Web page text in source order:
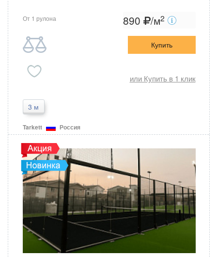
От 1 рулона 890 /м2
Купить
или Купить в 1 клик
3 м
Tarkett Россия